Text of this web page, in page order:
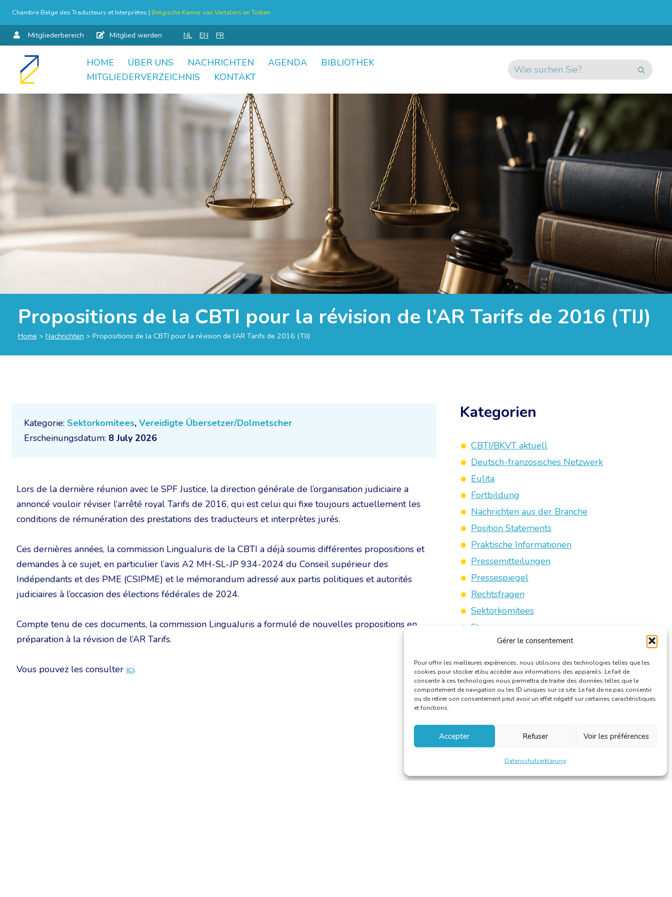
Gérer le consentement
Pour offrir les meilleures expériences, nous utilisons des technologies telles que les
cookies pour stocker et/ou accéder aux informations des appareils. Le fait de
consentir à ces technologies nous permettra de traiter des données telles que le
comportement de navigation ou les ID uniques sur ce site. Le fait de ne pas consentir
ou de retirer son consentement peut avoir un effet négatif sur certaines caractéristiques
et fonctions.
Accepter Refuser Voir les préférences
Datenschutzerklärung
Chambre Belge des Traducteurs et Interprètes | Belgische Kamer van Vertalers en Tolken
Mitgliederbereich Mitglied werden NL EN FR
Skip
HOME ÜBER UNS NACHRICHTEN AGENDA
BIBLIOTHEK
MITGLIEDERVERZEICHNIS
KONTAKT
Propositions de la CBTI pour la révision de l’AR Tarifs de 2016 (TIJ)
Home > Nachrichten > Propositions de la CBTI pour la révision de l’AR Tarifs de 2016 (TIJ)
Kategorie: Sektorkomitees, Vereidigte Übersetzer/Dolmetscher
Erscheinungsdatum: 8 July 2026
Lors de la dernière réunion avec le SPF Justice, la direction générale de l’organisation judiciaire a
annoncé vouloir réviser l’arrêté royal Tarifs de 2016, qui est celui qui fixe toujours actuellement les
conditions de rémunération des prestations des traducteurs et interprètes jurés.
Ces dernières années, la commission LinguaJuris de la CBTI a déjà soumis différentes propositions et
demandes à ce sujet, en particulier l’avis A2 MH-SL-JP 934-2024 du Conseil supérieur des
Indépendants et des PME (CSIPME) et le mémorandum adressé aux partis politiques et autorités
judiciaires à l’occasion des élections fédérales de 2024.
Compte tenu de ces documents, la commission LinguaJuris a formulé de nouvelles propositions en
préparation à la révision de l’AR Tarifs.
Vous pouvez les consulter ici.
Kategorien
CBTI/BKVT aktuell
Deutsch-französisches Netzwerk
Eulita
Fortbildung
Nachrichten aus der Branche
Position Statements
Praktische Informationen
Pressemitteilungen
Pressespiegel
Rechtsfragen
Sektorkomitees
Steuern
Veranstaltungen
Vereidigte Übersetzer/Dolmetscher